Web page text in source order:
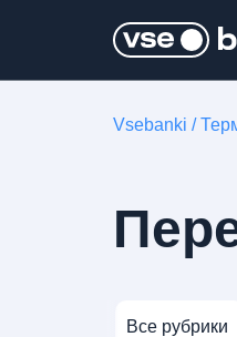
Vsebanki /
Все рубрики